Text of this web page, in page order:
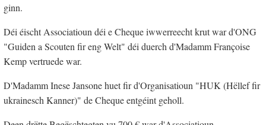
ginn.
Déi éischt Associatioun déi e Cheque iwwerreecht krut war d'ONG
"Guiden a Scouten fir eng Welt" déi duerch d'Madamm Françoise
Kemp vertruede war.
D'Madamm Inese Jansone huet fir d'Organisatioun "HUK (Hëllef fir
ukrainesch Kanner)" de Cheque entgéint geholl.